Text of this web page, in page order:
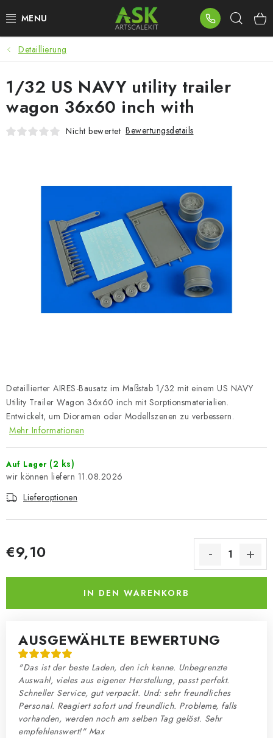
Inhalt
BLOG
SUMMER DAYS
WARHAMMER
PLASTIKMODELLE
ZUBEHÖR
FARBEN & WERKZEUGE
VERKAUFTE MARKEN
Über uns Meine Bestellung
Datenschutzbestimmungen
Großhandel
Detaillierung
Detaillierter AIRES-Bausatz im Maßstab 1/32 mit einem US NAVY
Utility Trailer Wagon 36x60 inch mit Sorptionsmaterialien.
Entwickelt, um Dioramen oder Modellszenen zu verbessern.
Mehr Informationen
Auf Lager (2 ks)
11.08.2026
Lieferoptionen
€9,10
IN DEN WARENKORB
AUSGEWÄHLTE BEWERTUNG
"Das ist der beste Laden, den ich kenne. Unbegrenzte
Auswahl, vieles aus eigener Herstellung, passt perfekt.
Schneller Service, gut verpackt. Und: sehr freundliches
Personal. Reagiert sofort und freundlich. Probleme, falls
vorhanden, werden noch am selben Tag gelöst. Sehr
empfehlenswert!" Max
1/32 US NAVY utility trailer
wagon 36x60 inch with
Nicht bewertet Bewertungsdetails